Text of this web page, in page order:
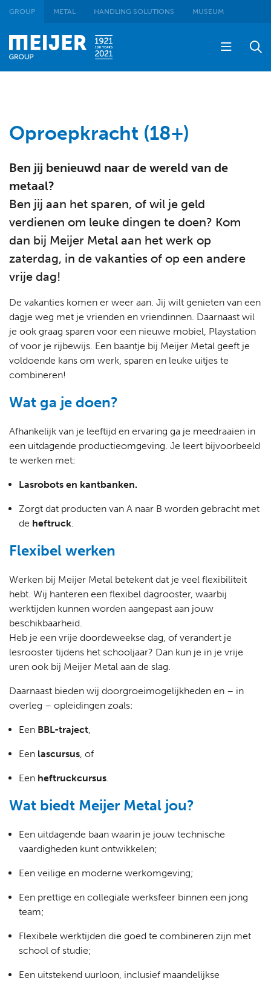
GROUP METAL HANDLING SOLUTIONS MUSEUM
Oproepkracht (18+)
Ben jij benieuwd naar de wereld van de
metaal?
Ben jij aan het sparen, of wil je geld
verdienen om leuke dingen te doen? Kom
dan bij Meijer Metal aan het werk op
zaterdag, in de vakanties of op een andere
vrije dag!
De vakanties komen er weer aan. Jij wilt genieten van een
dagje weg met je vrienden en vriendinnen. Daarnaast wil
je ook graag sparen voor een nieuwe mobiel, Playstation
of voor je rijbewijs. Een baantje bij Meijer Metal geeft je
voldoende kans om werk, sparen en leuke uitjes te
combineren!
Wat ga je doen?
Afhankelijk van je leeftijd en ervaring ga je meedraaien in
een uitdagende productieomgeving. Je leert bijvoorbeeld
te werken met:
Lasrobots en kantbanken.
Zorgt dat producten van A naar B worden gebracht met
de heftruck.
Flexibel werken
Werken bij Meijer Metal betekent dat je veel flexibiliteit
hebt. Wij hanteren een flexibel dagrooster, waarbij
werktijden kunnen worden aangepast aan jouw
beschikbaarheid.
Heb je een vrije doordeweekse dag, of verandert je
lesrooster tijdens het schooljaar? Dan kun je in je vrije
uren ook bij Meijer Metal aan de slag.
Daarnaast bieden wij doorgroeimogelijkheden en – in
overleg – opleidingen zoals:
Een BBL-traject,
Een lascursus, of
Een heftruckcursus.
Wat biedt Meijer Metal jou?
Een uitdagende baan waarin je jouw technische
vaardigheden kunt ontwikkelen;
Een veilige en moderne werkomgeving;
Een prettige en collegiale werksfeer binnen een jong
team;
Flexibele werktijden die goed te combineren zijn met
school of studie;
Een uitstekend uurloon, inclusief maandelijkse